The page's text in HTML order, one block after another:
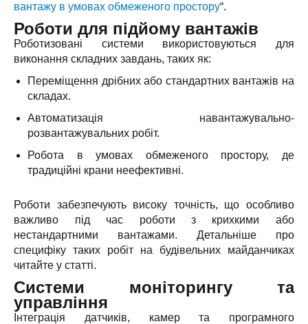
вантажу в умовах обмеженого простору“.
Роботи для підйому вантажів
Роботизовані системи використовуються для
виконання складних завдань, таких як:
Переміщення дрібних або стандартних вантажів на
складах.
Автоматизація навантажувально-
розвантажувальних робіт.
Робота в умовах обмеженого простору, де
традиційні крани неефективні.
Роботи забезпечують високу точність, що особливо
важливо під час роботи з крихкими або
нестандартними вантажами. Детальніше про
специфіку таких робіт на будівельних майданчиках
читайте у статті.
Системи моніторингу та
управління
Інтеграція датчиків, камер та програмного